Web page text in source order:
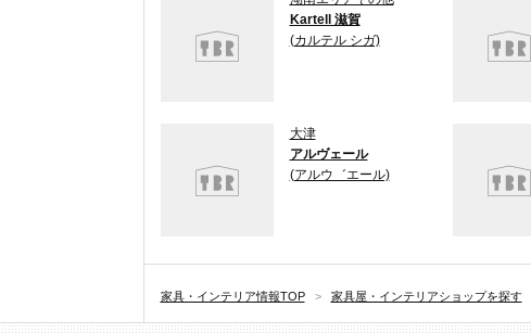
Kartell 滋賀
(カルテル シガ)
大津
アルヴェール
(アルウ゛エール)
家具・インテリア情報TOP > 家具屋・インテリアショップを探す